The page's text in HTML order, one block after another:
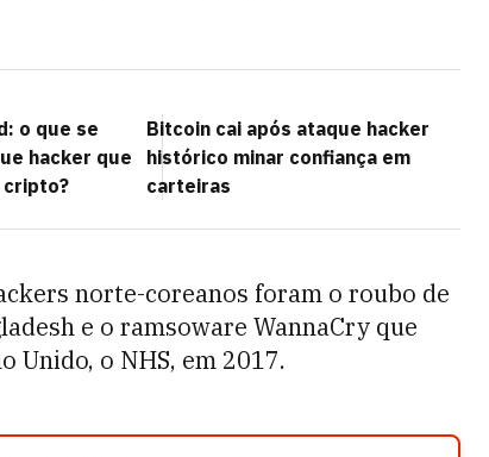
o que se
hacker que
cripto?
Bitcoin cai após ataque hacker
histórico minar confiança em
carteiras
norte-coreanos foram o roubo de
e o ramsoware WannaCry que
Unido, o NHS, em 2017.